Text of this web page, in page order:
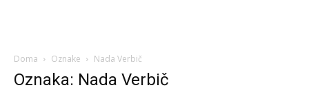
Doma Oznake Nada Verbič
Oznaka: Nada Verbič